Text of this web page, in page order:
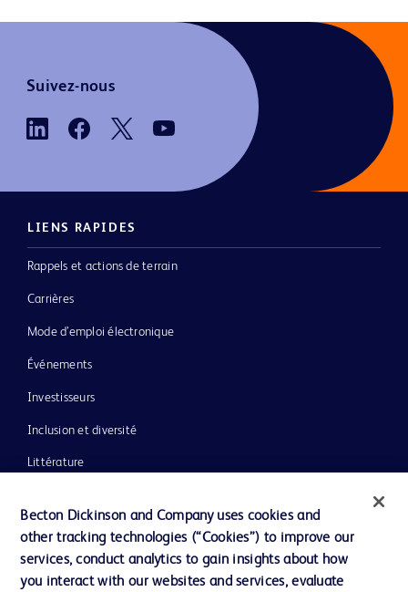
Suivez-nous
LIENS RAPIDES
Rappels et actions de terrain
Carrières
Mode d’emploi électronique
Événements
Investisseurs
Inclusion et diversité
Littérature
Notre entreprise
Éthique et conformité
Becton Dickinson and Company uses cookies and
other tracking technologies (“Cookies”) to improve our
services, conduct analytics to gain insights about how
you interact with our websites and services, evaluate